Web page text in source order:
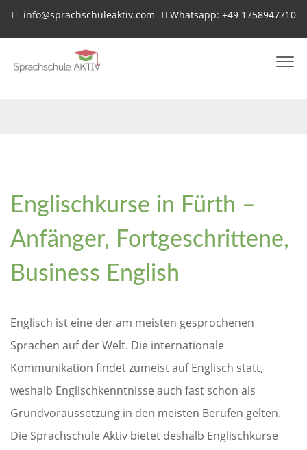
info@sprachschuleaktiv.com Whatsapp: +49 1758947710
Englischkurse in Fürth –
Anfänger, Fortgeschrittene,
Business English
Englisch ist eine der am meisten gesprochenen
Sprachen auf der Welt. Die internationale
Kommunikation findet zumeist auf Englisch statt,
weshalb Englischkenntnisse auch fast schon als
Grundvoraussetzung in den meisten Berufen gelten.
Die Sprachschule Aktiv bietet deshalb Englischkurse